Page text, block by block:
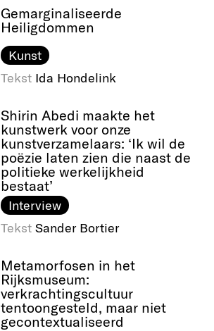
Gemarginaliseerde
Heiligdommen
Kunst
Tekst Ida Hondelink
Shirin Abedi maakte het
kunstwerk voor onze
kunstverzamelaars: ‘Ik wil de
poëzie laten zien die naast de
politieke werkelijkheid
bestaat’
Interview
Tekst Sander Bortier
Metamorfosen in het
Rijksmuseum:
verkrachtingscultuur
tentoongesteld, maar niet
gecontextualiseerd